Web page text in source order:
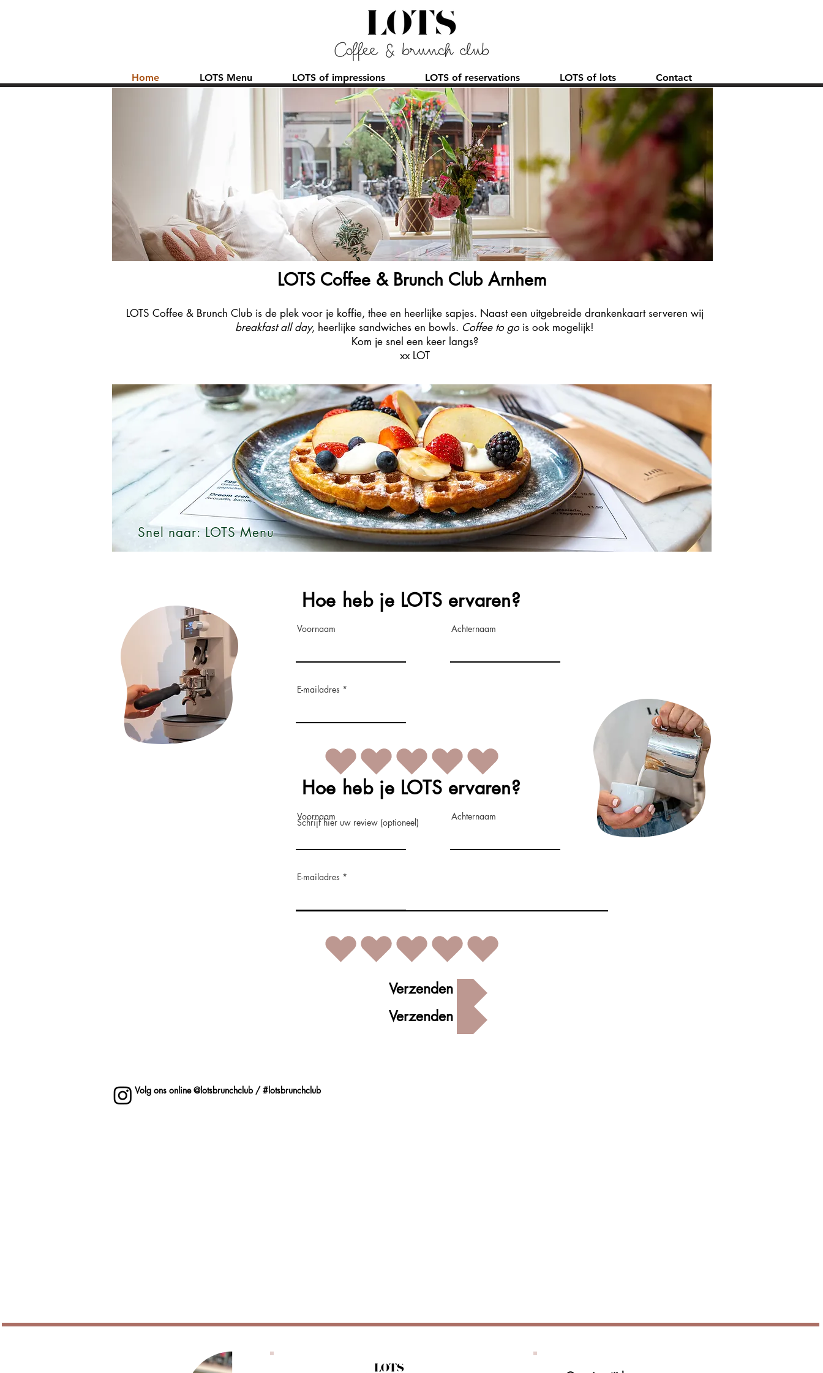
Home LOTS Menu LOTS of impressions LOTS of reservations LOTS of lots Contact
LOTS Coffee & Brunch Club Arnhem
LOTS Coffee & Brunch Club is de plek voor je koffie, thee en heerlijke sapjes. Naast een uitgebreide drankenkaart serveren wij
breakfast all day, heerlijke sandwiches en bowls. Coffee to go is ook mogelijk!
Kom je snel een keer langs?
xx LOT
Snel naar: LOTS Menu
Hoe heb je LOTS ervaren?
Voornaam Achternaam
E-mailadres
Verzenden
Hoe heb je LOTS ervaren?
Voornaam Achternaam
E-mailadres
Schrijf hier uw review (optioneel)
Verzenden
Volg ons online @lotsbrunchclub / #lotsbrunchclub